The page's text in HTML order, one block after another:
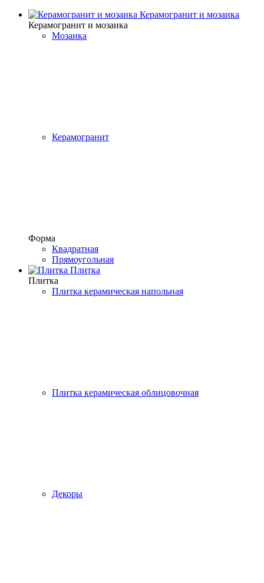
Керамогранит и мозаика
Керамогранит и мозаика
Мозаика
Керамогранит
Форма
Квадратная
Прямоугольная
Плитка
Плитка
Плитка керамическая напольная
Плитка керамическая облицовочная
Декоры